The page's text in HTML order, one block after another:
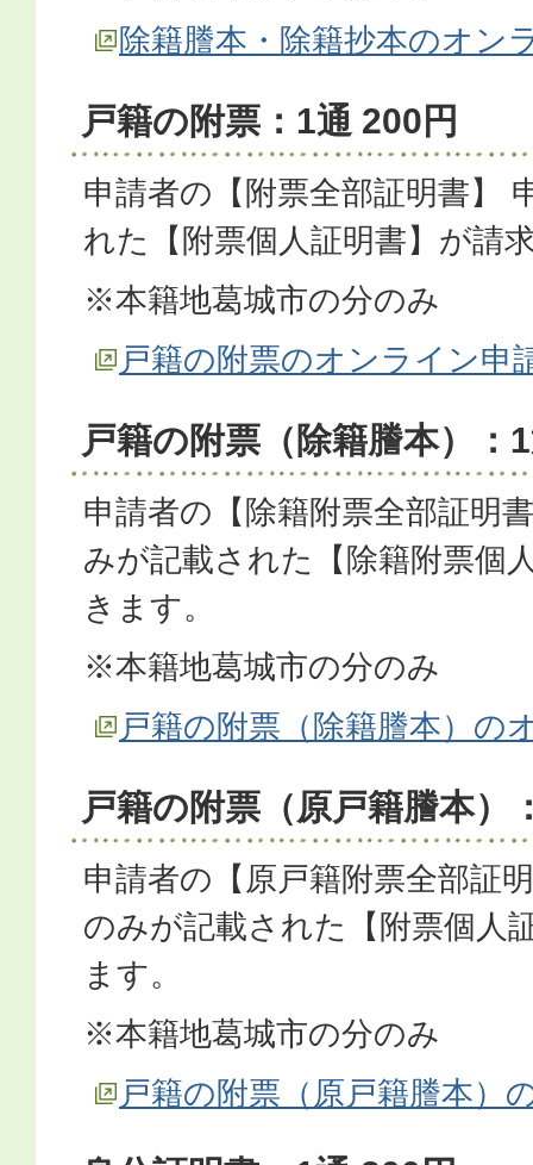
除籍謄本・除籍抄本のオン
戸籍の附票：1通 200円
申請者の【附票全部証明書】
れた【附票個人証明書】が請
※本籍地葛城市の分のみ
戸籍の附票のオンライン申
戸籍の附票（除籍謄本）：
申請者の【除籍附票全部証明
みが記載された【除籍附票個
きます。
※本籍地葛城市の分のみ
戸籍の附票（除籍謄本）の
戸籍の附票（原戸籍謄本）
申請者の【原戸籍附票全部証
のみが記載された【附票個人
ます。
※本籍地葛城市の分のみ
戸籍の附票（原戸籍謄本）